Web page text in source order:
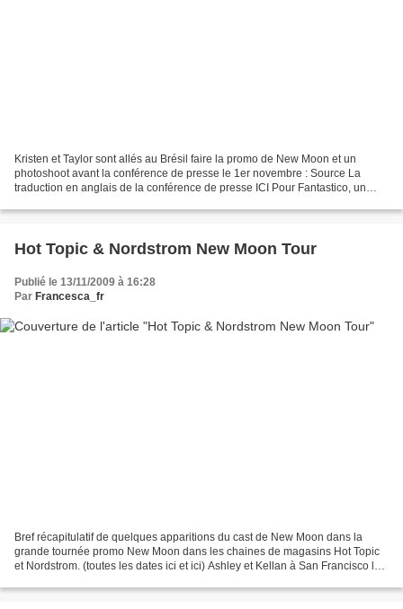
Kristen et Taylor sont allés au Brésil faire la promo de New Moon et un
photoshoot avant la conférence de presse le 1er novembre : Source La
traduction en anglais de la conférence de presse ICI Pour Fantastico, un
Hot Topic & Nordstrom New Moon Tour
Publié le 13/11/2009 à 16:28
Par Francesca_fr
Bref récapitulatif de quelques apparitions du cast de New Moon dans la
grande tournée promo New Moon dans les chaines de magasins Hot Topic
et Nordstrom. (toutes les dates ici et ici) Ashley et Kellan à San Francisco le